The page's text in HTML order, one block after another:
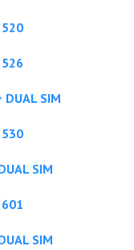
520
DUAL SIM
530
SIM
SIM